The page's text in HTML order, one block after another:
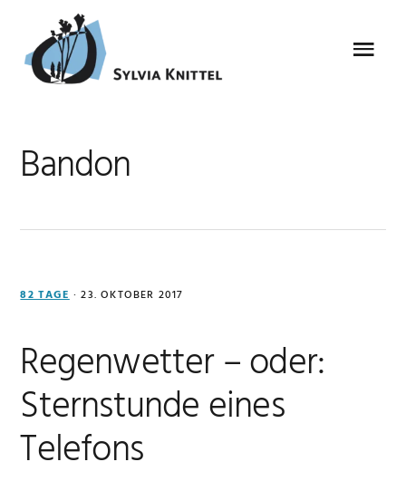
Hauptnavigation
springen
Inhalt
springen
Seitenspalte
springen
Fußzeile
springen
Menu
Bandon
82 TAGE· 23. OKTOBER 2017
Regenwetter – oder:
Sternstunde eines
Telefons